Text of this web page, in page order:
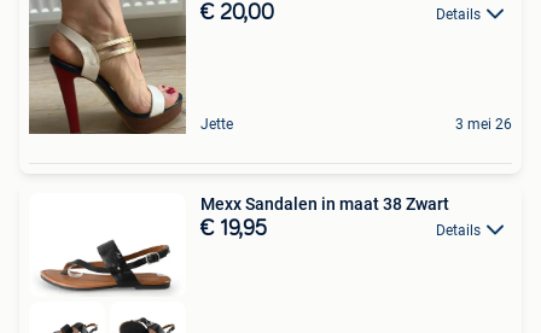
€ 20,00 Details
Jette 3 mei 26
Mexx Sandalen in maat 38 Zwart
€ 19,95 Details